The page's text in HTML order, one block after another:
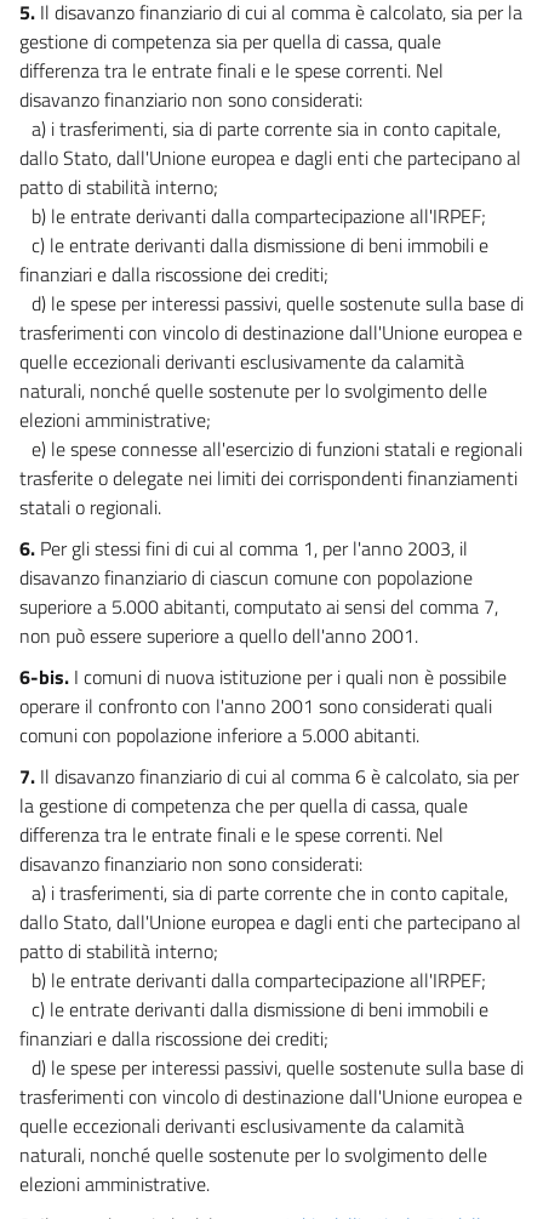
32
CAPO II
ONERI DI PERSONALE
33
34
35
36
37
CAPO III
INTERVENTI IN MATERIA PREVIDENZIALE E SOCIALE
38
39
40
41
42
43
44
45
46
47
48
49
50
51
CAPO IV
INTERVENTI NEL SETTORE SANITARIO
52
53
54
55
56
57
58
5. Il disavanzo finanziario di cui al comma è calcolato, sia per la
gestione di competenza sia per quella di cassa, quale
differenza tra le entrate finali e le spese correnti. Nel
disavanzo finanziario non sono considerati:
a) i trasferimenti, sia di parte corrente sia in conto capitale,
dallo Stato, dall'Unione europea e dagli enti che partecipano al
patto di stabilità interno;
b) le entrate derivanti dalla compartecipazione all'IRPEF;
c) le entrate derivanti dalla dismissione di beni immobili e
finanziari e dalla riscossione dei crediti;
d) le spese per interessi passivi, quelle sostenute sulla base di
trasferimenti con vincolo di destinazione dall'Unione europea e
quelle eccezionali derivanti esclusivamente da calamità
naturali, nonché quelle sostenute per lo svolgimento delle
elezioni amministrative;
e) le spese connesse all'esercizio di funzioni statali e regionali
trasferite o delegate nei limiti dei corrispondenti finanziamenti
statali o regionali.
6. Per gli stessi fini di cui al comma 1, per l'anno 2003, il
disavanzo finanziario di ciascun comune con popolazione
superiore a 5.000 abitanti, computato ai sensi del comma 7,
non può essere superiore a quello dell'anno 2001.
6-bis. I comuni di nuova istituzione per i quali non è possibile
operare il confronto con l'anno 2001 sono considerati quali
comuni con popolazione inferiore a 5.000 abitanti.
7. Il disavanzo finanziario di cui al comma 6 è calcolato, sia per
la gestione di competenza che per quella di cassa, quale
differenza tra le entrate finali e le spese correnti. Nel
disavanzo finanziario non sono considerati:
a) i trasferimenti, sia di parte corrente che in conto capitale,
dallo Stato, dall'Unione europea e dagli enti che partecipano al
patto di stabilità interno;
b) le entrate derivanti dalla compartecipazione all'IRPEF;
c) le entrate derivanti dalla dismissione di beni immobili e
finanziari e dalla riscossione dei crediti;
d) le spese per interessi passivi, quelle sostenute sulla base di
trasferimenti con vincolo di destinazione dall'Unione europea e
quelle eccezionali derivanti esclusivamente da calamità
naturali, nonché quelle sostenute per lo svolgimento delle
elezioni amministrative.